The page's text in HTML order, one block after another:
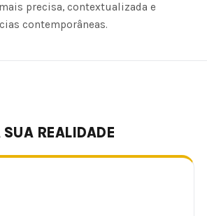
precisa, contextualizada e
contemporâneas.
SUA REALIDADE